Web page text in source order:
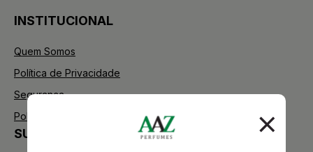
INSTITUCIONAL
Quem Somos
Política de Privacidade
Segurança
Política de Troca
SUPORTE